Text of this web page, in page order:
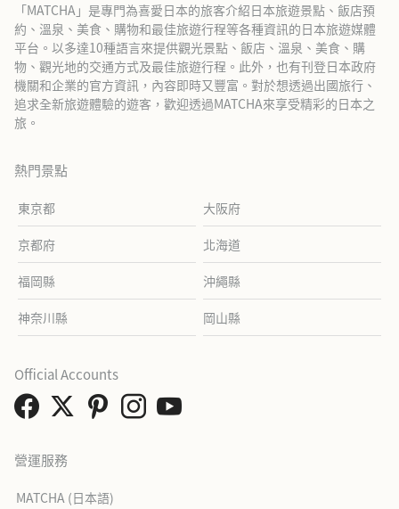
「MATCHA」是專門為喜愛日本的旅客介紹日本旅遊景點、飯店預
約、溫泉、美食、購物和最佳旅遊行程等各種資訊的日本旅遊媒體
平台。以多達10種語言來提供觀光景點、飯店、溫泉、美食、購
物、觀光地的交通方式及最佳旅遊行程。此外，也有刊登日本政府
機關和企業的官方資訊，內容即時又豐富。對於想透過出國旅行、
追求全新旅遊體驗的遊客，歡迎透過MATCHA來享受精彩的日本之
旅。
熱門景點
東京都 大阪府
京都府 北海道
福岡縣 沖繩縣
神奈川縣 岡山縣
營運服務
MATCHA (日本語)
Official Accounts